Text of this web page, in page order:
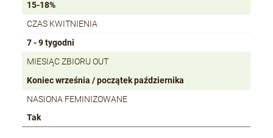
15-18%
CZAS KWITNIENIA
7 - 9 tygodni
MIESIĄC ZBIORU OUT
Koniec września / początek października
NASIONA FEMINIZOWANE
Tak